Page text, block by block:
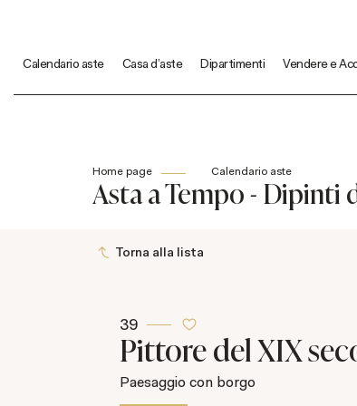
Calendario aste Casa d'aste Dipartimenti Vendere e
Home page Calendario aste
Asta a Tempo - Dipinti
Torna alla lista
39
Pittore del XIX
Paesaggio con borgo